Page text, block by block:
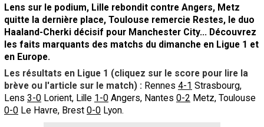
Lens sur le podium, Lille rebondit contre Angers, Metz
quitte la dernière place, Toulouse remercie Restes, le duo
Haaland-Cherki décisif pour Manchester City... Découvrez
les faits marquants des matchs du dimanche en Ligue 1 et
en Europe.
Les résultats en Ligue 1 (cliquez sur le score pour lire la
brève ou l'article sur le match) : Rennes 4-1 Strasbourg,
Lens 3-0 Lorient, Lille 1-0 Angers, Nantes 0-2 Metz, Toulouse
0-0 Le Havre, Brest 0-0 Lyon.
Mentions légales
site web Maxifoot.fr